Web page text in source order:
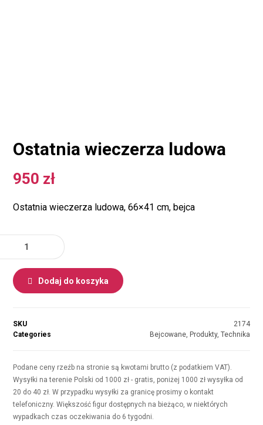
Ostatnia wieczerza ludowa
950 zł
Ostatnia wieczerza ludowa, 66×41 cm, bejca
Dodaj do koszyka
SKU
2174
Categories
Bejcowane, Produkty, Technika
Podane ceny rzeźb na stronie są kwotami brutto (z podatkiem VAT).
Wysyłki na terenie Polski od 1000 zł - gratis, poniżej 1000 zł wysyłka od
20 do 40 zł. W przypadku wysyłki za granicę prosimy o kontakt
telefoniczny. Większość figur dostępnych na bieżąco, w niektórych
wypadkach czas oczekiwania do 6 tygodni.